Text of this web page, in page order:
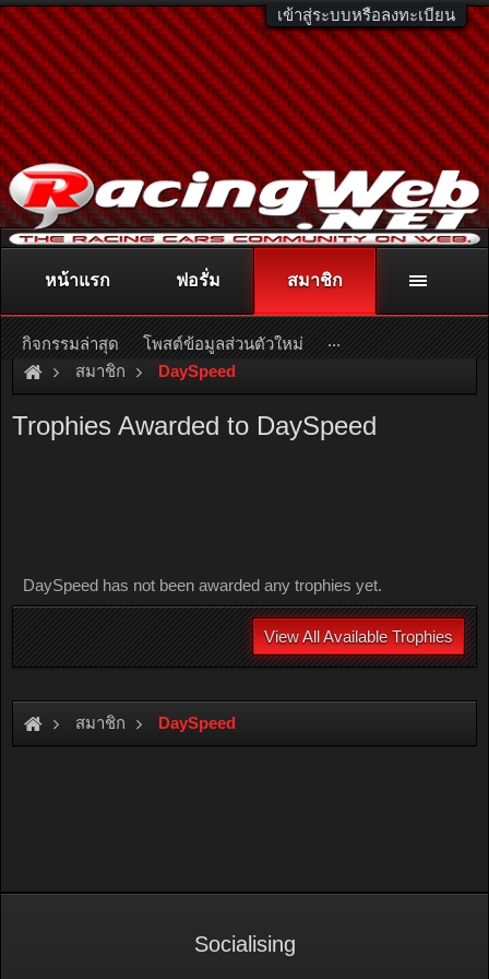
เข้าสู่ระบบหรือลงทะเบียน
ติดต่อลงโฆษณา racingweb@gmail.comหรือโทร. 081-811-1138
หรืออ่านรายละเอียดเพิ่มเติม คลิกที่นี่
สมาชิก DaySpeed
Trophies Awarded to DaySpeed
DaySpeed has not been awarded any trophies yet.
View All Available Trophies
สมาชิก DaySpeed
หน้าแรก ฟอรั่ม สมาชิก
กิจกรรมล่าสุด โพสต์ข้อมูลส่วนตัวใหม่ ...
Socialising